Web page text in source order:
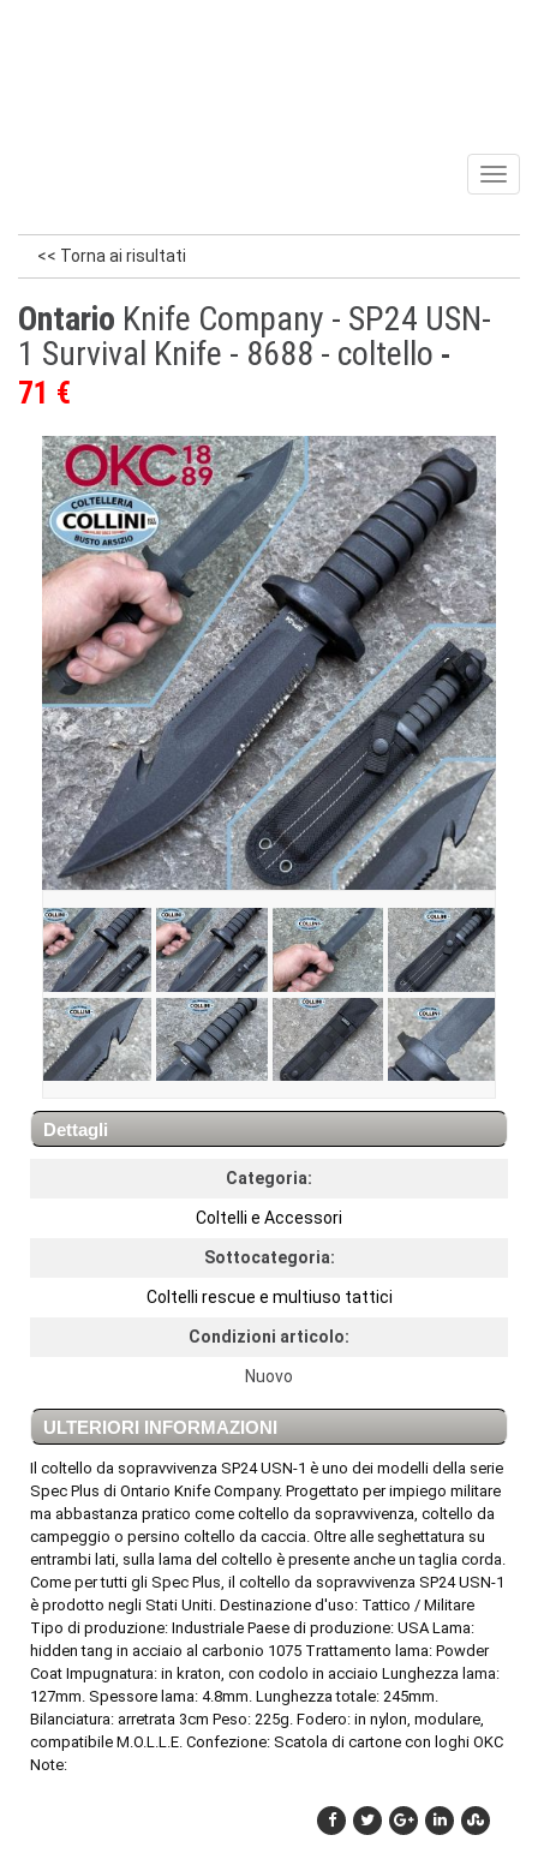
<< Torna ai risultati
Ontario Knife Company - SP24 USN-
1 Survival Knife - 8688 - coltello
71 €
Dettagli
Categoria:
Coltelli e Accessori
Sottocategoria:
Coltelli rescue e multiuso tattici
Condizioni articolo:
Nuovo
ULTERIORI INFORMAZIONI
Il coltello da sopravvivenza SP24 USN-1 è uno dei modelli della serie
Spec Plus di Ontario Knife Company. Progettato per impiego militare
ma abbastanza pratico come coltello da sopravvivenza, coltello da
campeggio o persino coltello da caccia. Oltre alle seghettatura su
entrambi lati, sulla lama del coltello è presente anche un taglia corda.
Come per tutti gli Spec Plus, il coltello da sopravvivenza SP24 USN-1
è prodotto negli Stati Uniti. Destinazione d'uso: Tattico / Militare
Tipo di produzione: Industriale Paese di produzione: USA Lama:
hidden tang in acciaio al carbonio 1075 Trattamento lama: Powder
Coat Impugnatura: in kraton, con codolo in acciaio Lunghezza lama:
127mm. Spessore lama: 4.8mm. Lunghezza totale: 245mm.
Bilanciatura: arretrata 3cm Peso: 225g. Fodero: in nylon, modulare,
compatibile M.O.L.L.E. Confezione: Scatola di cartone con loghi OKC
Note: